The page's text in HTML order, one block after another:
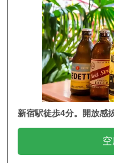
新宿駅徒歩4分。開放感